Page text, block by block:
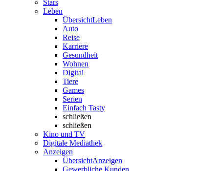
Stars
Leben
ÜbersichtLeben
Auto
Reise
Karriere
Gesundheit
Wohnen
Digital
Tiere
Games
Serien
Einfach Tasty
schließen
schließen
Kino und TV
Digitale Mediathek
Anzeigen
ÜbersichtAnzeigen
Gewerbliche Kunden